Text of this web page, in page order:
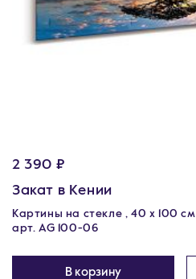
2 390 ₽
Закат в Кении
Картины на стекле , 40 x 100 см
арт. AG 100-06
В корзину